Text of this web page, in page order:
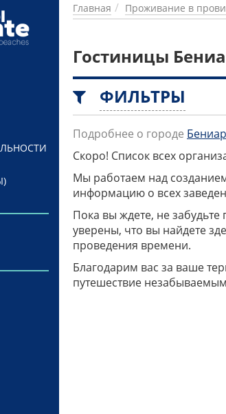
содержаниюГлавная Проживание в
Гостиницы
ФИЛЬТРЫ
Подробнее о городе
Скоро! Список всех
Мы работаем над
информацию о всех
Пока вы ждете, не
уверены, что вы найдете
проведения времени.
Благодарим вас за ваше
путешествие